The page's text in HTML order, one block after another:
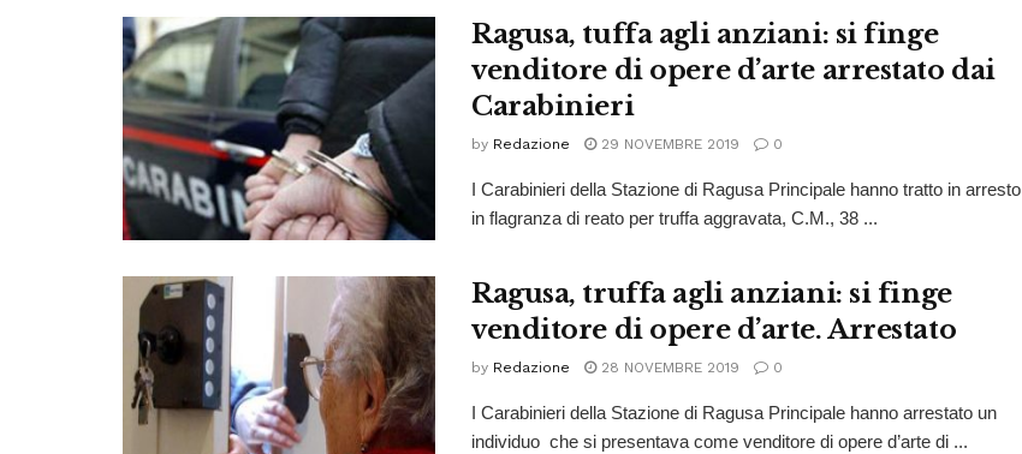
Ragusa, tuffa agli anziani: si finge
venditore di opere d’arte arrestato dai
Carabinieri
by Redazione 29 NOVEMBRE 2019 0
I Carabinieri della Stazione di Ragusa Principale hanno tratto in arresto
in flagranza di reato per truffa aggravata, C.M., 38 ...
Ragusa, truffa agli anziani: si finge
venditore di opere d’arte. Arrestato
by Redazione 28 NOVEMBRE 2019 0
I Carabinieri della Stazione di Ragusa Principale hanno arrestato un
individuo che si presentava come venditore di opere d’arte di ...